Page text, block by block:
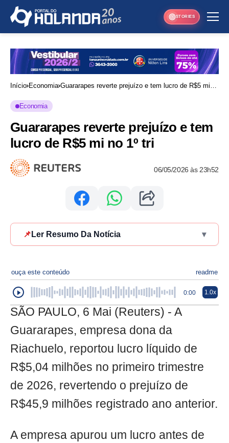
STORIES
Início Economia Guararapes reverte prejuízo e tem lucro de R$5 mi
Economia
Guararapes reverte prejuízo e tem
lucro de R$5 mi no 1º tri
06/05/2026 às 23h52
📌 Ler Resumo Da Notícia ▾
ouça este conteúdo readme
0:00 1.0x
SÃO PAULO, 6 Mai (Reuters) - A
Guararapes, empresa dona da
Riachuelo, reportou lucro líquido de
R$5,04 milhões no primeiro trimestre
de 2026, revertendo o prejuízo de
R$45,9 milhões registrado ano anterior.
A empresa apurou um lucro antes de